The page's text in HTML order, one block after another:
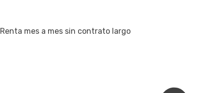
Renta mes a mes sin contrato largo